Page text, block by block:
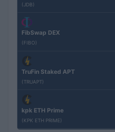
(JDB)
FibSwap DEX
(FIBO)
TruFin Staked APT
(TRUAPT)
kpk ETH Prime
(KPK ETH PRIME)